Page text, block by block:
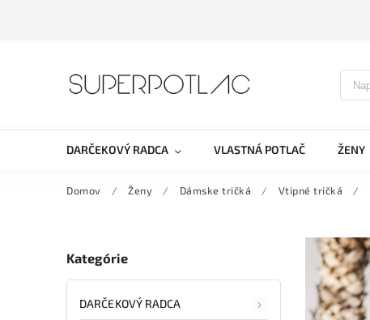
DARČEKOVÝ RADCA VLASTNÁ POTLAČ ŽENY
Domov / Ženy / Dámske tričká / Vtipné tričká /
Kategórie
DARČEKOVÝ RADCA